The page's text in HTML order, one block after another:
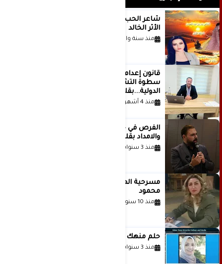
الأثر الخالد
منذ سنة واحدة
قانون إعدام الأسرى الفلسطينيين: بين
سطوة التشريع وانهيار منظومة العدالة
الدولية...بقلم الدكتور وسيم وني
منذ 4 أشهر
والامداد بقلم د. عبادة دعدوش
منذ 3 سنوات
مسرحية الهمزة للمبدعة الاستاذة غادة
محمود
منذ 10 سنوات
حلم منهك للشاعرة رانيا فخري موسى
منذ 3 سنوات